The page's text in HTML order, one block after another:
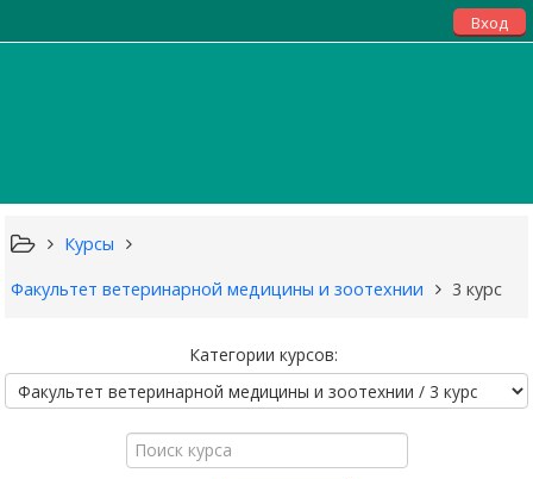
Вход
Курсы
Факультет ветеринарной медицины и зоотехнии
3 курс
Категории курсов:
Поиск
курса